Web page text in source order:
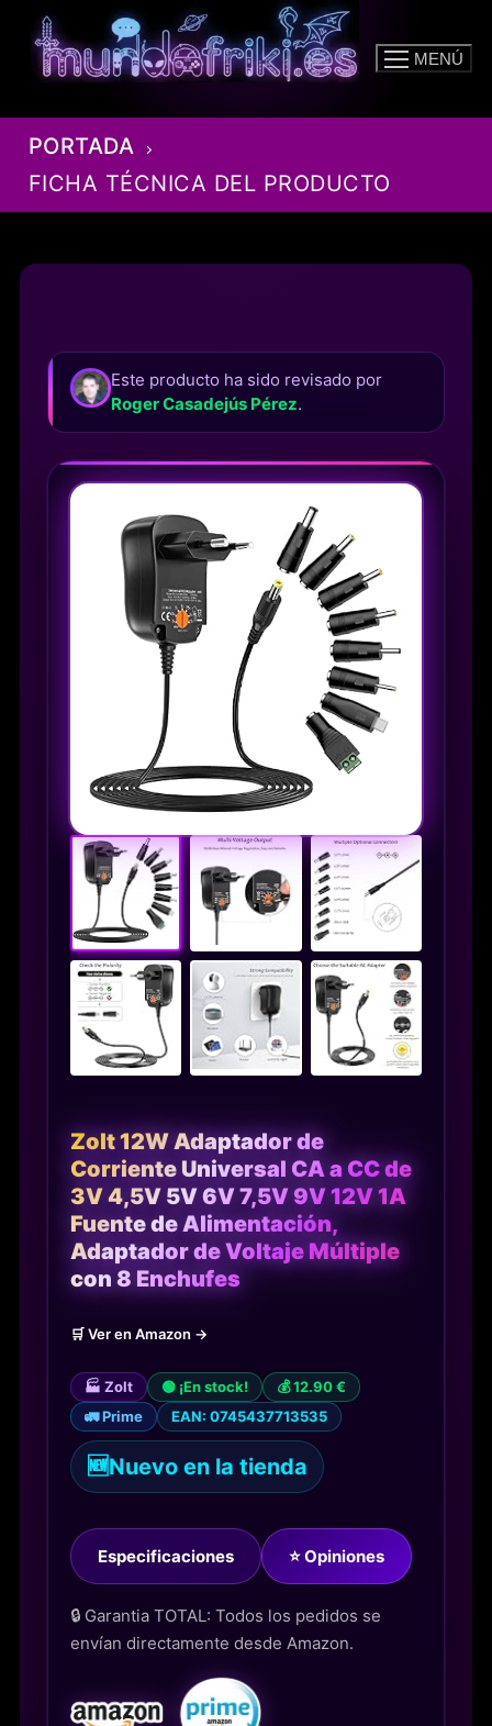
contenido
MENÚ
PORTADA
FICHA TÉCNICA DEL PRODUCTO
Este producto ha sido revisado por
Roger Casadejús Pérez.
Zolt 12W Adaptador de
Corriente Universal CA a CC de
3V 4,5V 5V 6V 7,5V 9V 12V 1A
Fuente de Alimentación,
Adaptador de Voltaje Múltiple
con 8 Enchufes
🛒 Ver en Amazon →
🏭 Zolt 🟢 ¡En stock!
💰 12.90 €
🚛 Prime
EAN: 0745437713535
🆕Nuevo en la tienda
Especificaciones ⭐ Opiniones
🔒 Garantia TOTAL: Todos los pedidos se
envían directamente desde Amazon.